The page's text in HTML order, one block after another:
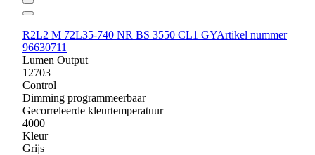
R2L2 M 72L35-740 NR BS 3550 CL1 GYArtikel nummer
96630711
Lumen Output
12703
Control
Dimming programmeerbaar
Gecorreleerde kleurtemperatuur
4000
Kleur
Grijs